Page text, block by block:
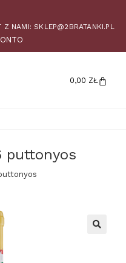
Z NAMI: SKLEP@2BRATANKI.PL
0,00 ZŁ
puttonyos